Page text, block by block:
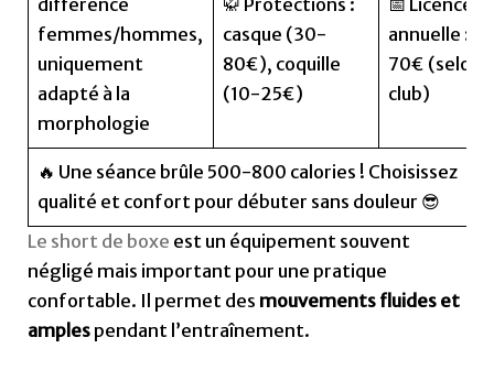
femmes/hommes,
uniquement
adapté à la
morphologie
casque (30-
80€), coquille
(10-25€)
annuelle :
70€ (selon
club)
🔥 Une séance brûle 500-800 calories ! Choisissez
qualité et confort pour débuter sans douleur 😎
Le short de boxe est un équipement souvent
négligé mais important pour une pratique
confortable. Il permet des mouvements fluides et
amples pendant l’entraînement.